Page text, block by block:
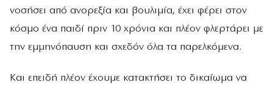
νοσήσει από ανορεξία και βουλιμία, έχει φέρει στον
κόσμο ένα παιδί πριν 10 χρόνια και πλέον φλερτάρει με
την εμμηνόπαυση και σχεδόν όλα τα παρελκόμενα.
Και επειδή πλέον έχουμε κατακτήσει το δικαίωμα να